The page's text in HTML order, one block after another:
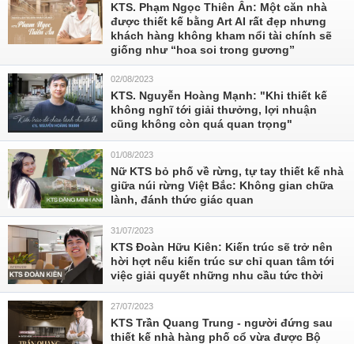
KTS. Phạm Ngọc Thiên Ân: Một căn nhà
được thiết kế bằng Art AI rất đẹp nhưng
khách hàng không kham nổi tài chính sẽ
giống như “hoa soi trong gương”
02/08/2023
KTS. Nguyễn Hoàng Mạnh: "Khi thiết kế
không nghĩ tới giải thưởng, lợi nhuận
cũng không còn quá quan trọng"
01/08/2023
Nữ KTS bỏ phố về rừng, tự tay thiết kế nhà
giữa núi rừng Việt Bắc: Không gian chữa
lành, đánh thức giác quan
31/07/2023
KTS Đoàn Hữu Kiên: Kiến trúc sẽ trở nên
hời hợt nếu kiến trúc sư chỉ quan tâm tới
việc giải quyết những nhu cầu tức thời
27/07/2023
KTS Trần Quang Trung - người đứng sau
thiết kế nhà hàng phố cổ vừa được Bộ